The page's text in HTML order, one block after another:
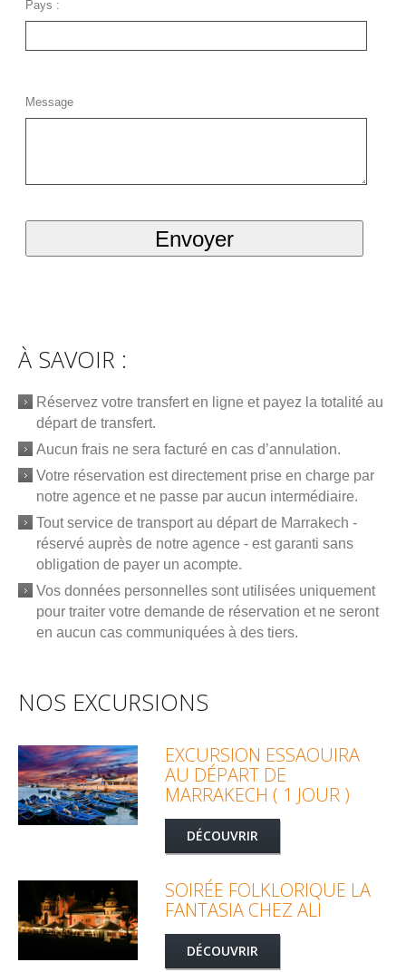
Pays :
Message
À SAVOIR :
Réservez votre transfert en ligne et payez la totalité au
départ de transfert.
Aucun frais ne sera facturé en cas d’annulation.
Votre réservation est directement prise en charge par
notre agence et ne passe par aucun intermédiaire.
Tout service de transport au départ de Marrakech -
réservé auprès de notre agence - est garanti sans
obligation de payer un acompte.
Vos données personnelles sont utilisées uniquement
pour traiter votre demande de réservation et ne seront
en aucun cas communiquées à des tiers.
NOS EXCURSIONS
EXCURSION ESSAOUIRA
AU DÉPART DE
MARRAKECH ( 1 JOUR )
DÉCOUVRIR
SOIRÉE FOLKLORIQUE LA
FANTASIA CHEZ ALI
DÉCOUVRIR